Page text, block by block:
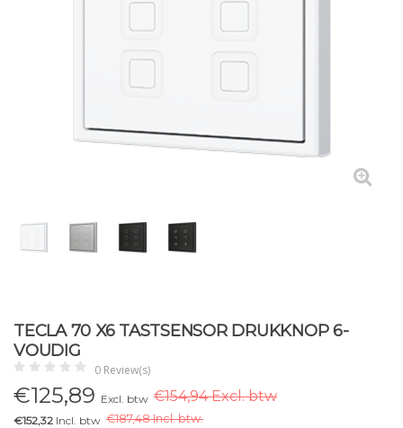
TECLA 70 X6 TASTSENSOR DRUKKNOP 6-
VOUDIG
0 Review(s)
€125,89 Excl. btw €154,94 Excl. btw
€152,32 Incl. btw €187,48 Incl. btw.